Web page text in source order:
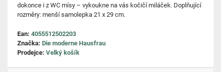
dokonce i z WC mísy – vykoukne na vás kočičí miláček. Doplňující
rozměry: menší samolepka 21 x 29 cm.
Ean: 4055512502203
Značka: Die moderne Hausfrau
Prodejce: Velký košík